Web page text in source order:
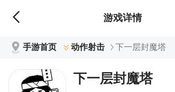
游戏详情
手游首页 动作射击 下一层封魔塔
下一层封魔塔